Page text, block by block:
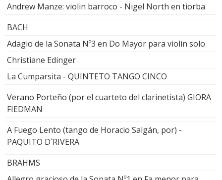
Andrew Manze: violin barroco - Nigel North en tiorba
BACH
Adagio de la Sonata Nº3 en Do Mayor para violín solo
Christiane Edinger
La Cumparsita - QUINTETO TANGO CINCO
Verano Porteño (por el cuarteto del clarinetista) GIORA
FIEDMAN
A Fuego Lento (tango de Horacio Salgán, por) -
PAQUITO D`RIVERA
BRAHMS